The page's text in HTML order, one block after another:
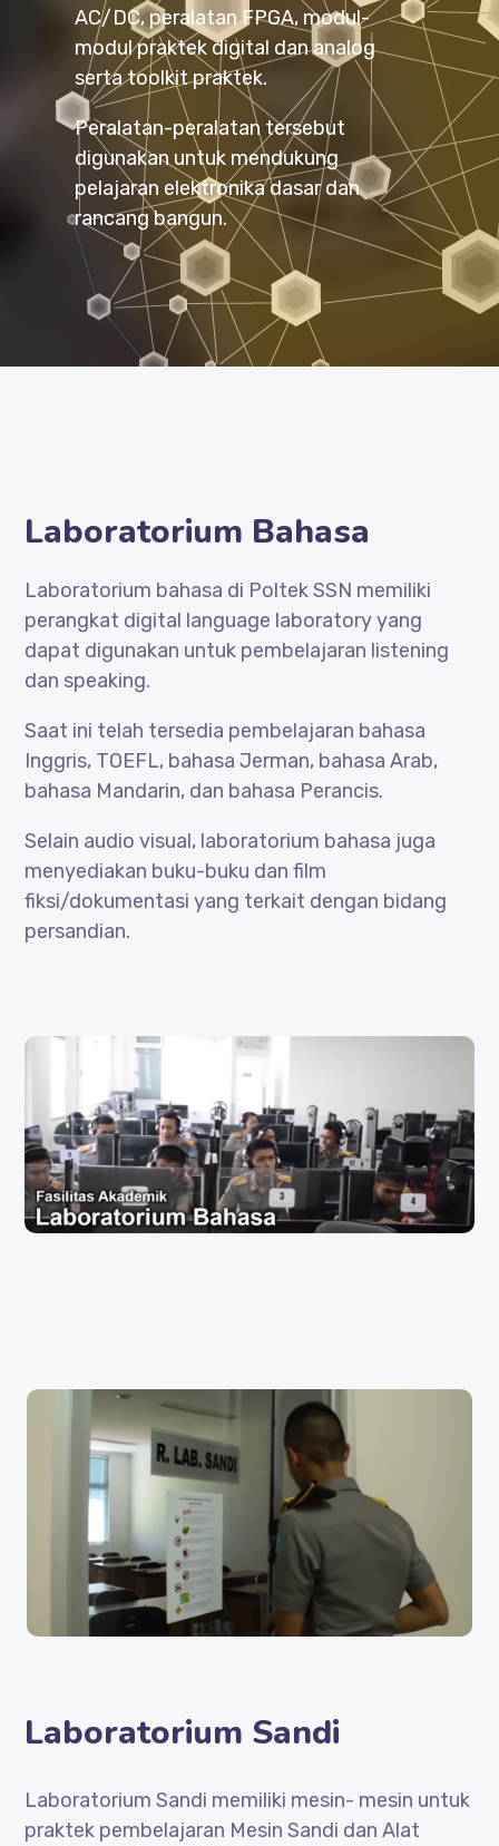
AC/DC, peralatan FPGA, modul-
modul praktek digital dan analog
serta toolkit praktek.
Peralatan-peralatan tersebut
digunakan untuk mendukung
pelajaran elektronika dasar dan
rancang bangun.
Laboratorium Bahasa
Laboratorium bahasa di Poltek SSN memiliki
perangkat digital language laboratory yang
dapat digunakan untuk pembelajaran listening
dan speaking.
Saat ini telah tersedia pembelajaran bahasa
Inggris, TOEFL, bahasa Jerman, bahasa Arab,
bahasa Mandarin, dan bahasa Perancis.
Selain audio visual, laboratorium bahasa juga
menyediakan buku-buku dan film
fiksi/dokumentasi yang terkait dengan bidang
persandian.
Laboratorium Sandi
Laboratorium Sandi memiliki mesin- mesin untuk
praktek pembelajaran Mesin Sandi dan Alat